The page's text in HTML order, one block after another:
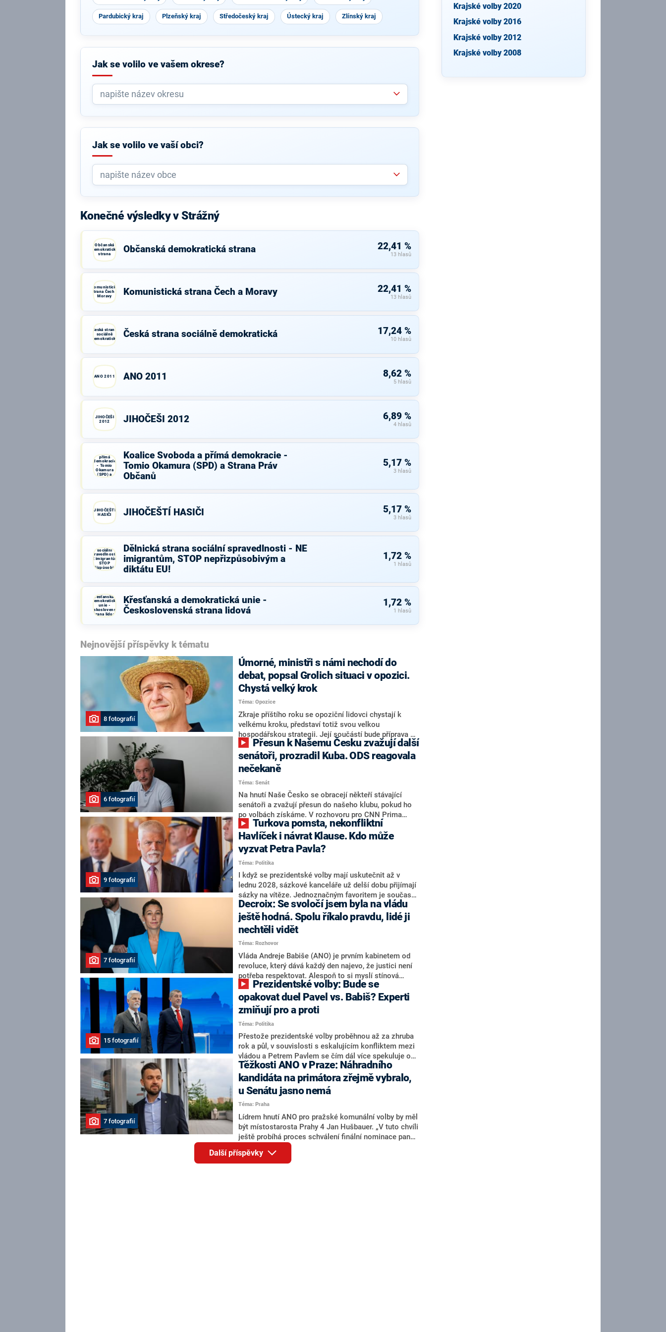
Pardubický kraj Plzeňský kraj Středočeský kraj Ústecký kraj Zlínský kraj
Jak se volilo ve vašem okrese?
Jak se volilo ve vaší obci?
Konečné výsledky v Strážný
Občanská
demokratická
strana
Občanská demokratická strana 22,41 %
13 hlasů
Komunistická
strana Čech a
Moravy
Komunistická strana Čech a Moravy 22,41 %
13 hlasů
Česká strana
sociálně
demokratická
Česká strana sociálně demokratická 17,24 %
10 hlasů
ANO 2011 ANO 2011 8,62 %
5 hlasů
JIHOČEŠI
2012
JIHOČEŠI 2012 6,89 %
4 hlasů
přímá
demokracie
- Tomio
Okamura
(SPD) a
Strana Práv
Koalice Svoboda a přímá demokracie -
Tomio Okamura (SPD) a Strana Práv
Občanů
5,17 %
3 hlasů
JIHOČEŠTÍ
HASIČI
JIHOČEŠTÍ HASIČI 5,17 %
3 hlasů
sociální
spravedlnosti -
NE imigrantům,
STOP
nepřizpůsobivým
a diktátu EU!
Dělnická strana sociální spravedlnosti - NE
imigrantům, STOP nepřizpůsobivým a
diktátu EU!
1,72 %
1 hlasů
Křesťanská a
demokratická
unie -
Československá
strana lidová
Křesťanská a demokratická unie -
Československá strana lidová
1,72 %
1 hlasů
Nejnovější příspěvky k tématu
8 fotografií
Úmorné, ministři s námi nechodí do
debat, popsal Grolich situaci v opozici.
Chystá velký krok
Téma: Opozice
Zkraje příštího roku se opoziční lidovci chystají k
velkému kroku, představí totiž svou velkou
hospodářskou strategii. Její součástí bude příprava na
stárnutí populace, řekl ve středu na setkání s novináři
nový předseda lidovců Jan Grolich. Ten zároveň v
senátních volbách kandiduje ve Vyškově. Popsal i
aktivitu opozice, o níž vládní strany nebo političtí
komentátoři mluví jako o slabé a v defenzivě. „Je to
úmorná práce upozorňovat na chyby vlády. Ministři s
námi navíc nechodí do debat. Chceme ale ukazovat
svoje témata,“ odpověděl Grolich na dotaz CNN Prima
NEWS.
6 fotografií
senátoři, prozradil Kuba. ODS reagovala
nečekaně
Téma: Senát
Na hnutí Naše Česko se obracejí někteří stávající
senátoři a zvažují přesun do našeho klubu, pokud ho
po volbách získáme. V rozhovoru pro CNN Prima
NEWS to řekl zakladatel hnutí a jihočeský hejtman
Martin Kuba. Konkrétní nebyl, ale získat by takto mohl
například senátora Zdeňka Hrabu, který je dnes
součástí klubu ODS a TOP 09. Hraba to na dotaz
redakce nevyloučil. Předseda klubu senátorů ODS
Zdeněk Nytra redakci řekl, že počítá s odchodem
některých senátorů z klubu a že Naše Česko není
nepřítel, ale soupeř.
9 fotografií
Havlíček i návrat Klause. Kdo může
vyzvat Petra Pavla?
Téma: Politika
I když se prezidentské volby mají uskutečnit až v
lednu 2028, sázkové kanceláře už delší dobu přijímají
sázky na vítěze. Jednoznačným favoritem je současná
hlava státu Petr Pavel. Daleko za ním pak bookmakeři
zmiňují dva výrazné politiky ANO, tedy premiéra
Andreje Babiše a ministra průmyslu Karla Havlíčka.
Oblíbeným tipem samotných sázkařů je poslanec za
Motoristy Filip Turek. Politolog Jan Kubáček nicméně
o případné kandidatuře kohokoliv ze zmíněné trojice
značně pochybuje. Podle něj současná koalice dosud
nemá osobu, která by Pavlovi mohla konkurovat.
7 fotografií
Decroix: Se svoločí jsem byla na vládu
ještě hodná. Spolu říkalo pravdu, lidé ji
nechtěli vidět
Téma: Rozhovor
Vláda Andreje Babiše (ANO) je prvním kabinetem od
revoluce, který dává každý den najevo, že justici není
potřeba respektovat. Alespoň to si myslí stínová
ministryně spravedlnosti ODS Eva Decroix. V
rozhovoru pro CNN Prima NEWS si nebrala servítky
ohledně politického výkonu svého nástupce Jeronýma
Tejce (za ANO) či vládní zmocněnkyně pro lidská
práva Taťány Malé (ANO). Označením „svoloč“ na
adresu vlády prý byla ještě hodná. Decroix se také
vrátila k volební porážce koalice Spolu či promluvila o
hnutí Naše Česko Martina Kuby.
15 fotografií
opakovat duel Pavel vs. Babiš? Experti
zmiňují pro a proti
Téma: Politika
Přestože prezidentské volby proběhnou až za zhruba
rok a půl, v souvislosti s eskalujícím konfliktem mezi
vládou a Petrem Pavlem se čím dál více spekuluje o
tom, koho by do bitvy o Hrad mohla vyslat současná
koalice. Někteří političtí komentátoři znovu vytahují
jméno premiéra Andreje Babiše (ANO). Jak moc je
pravděpodobné, že se v prezidentských volbách 2028
bude znovu opakovat souboj z roku 2023?
7 fotografií
Těžkosti ANO v Praze: Náhradního
kandidáta na primátora zřejmě vybralo,
u Senátu jasno nemá
Téma: Praha
Lídrem hnutí ANO pro pražské komunální volby by měl
být místostarosta Prahy 4 Jan Hušbauer. „V tuto chvíli
ještě probíhá proces schválení finální nominace pana
Jana Hušbauera Výborem hnutí ANO,“ uvedl pro
redakci místopředseda pražského ANO Martin
Benkovič. O Hušbauerovi se spekulovalo jako o
Další příspěvky
Krajské volby 2020
Krajské volby 2016
Krajské volby 2012
Krajské volby 2008